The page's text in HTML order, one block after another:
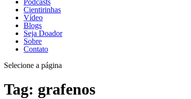
Podcasts
Cientirinhas
Vídeo
Blogs
Seja Doador
Sobre
Contato
Selecione a página
Tag: grafenos